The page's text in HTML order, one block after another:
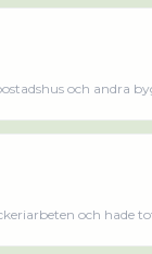
och andra
mindre
och hade